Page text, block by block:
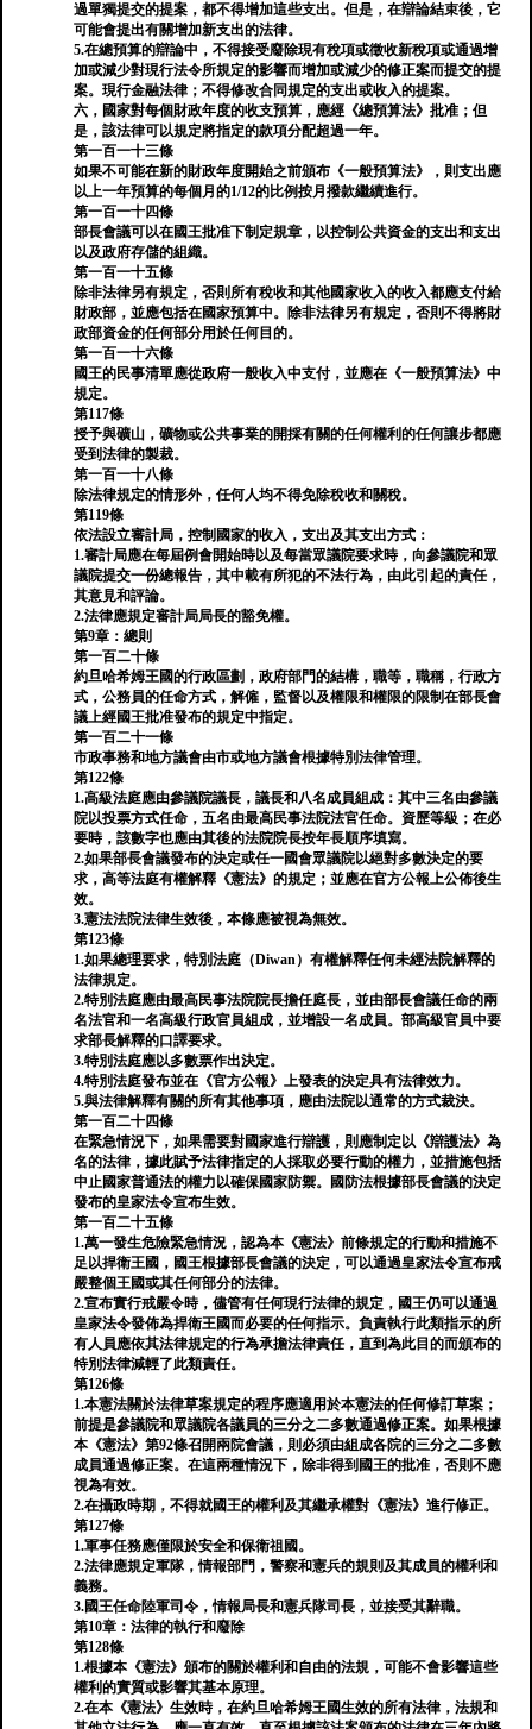
過單獨提交的提案，都不得增加這些支出。但是，在辯論結束後，它
可能會提出有關增加新支出的法律。
5.在總預算的辯論中，不得接受廢除現有稅項或徵收新稅項或通過增
加或減少對現行法令所規定的影響而增加或減少的修正案而提交的提
案。現行金融法律；不得修改合同規定的支出或收入的提案。
六，國家對每個財政年度的收支預算，應經《總預算法》批准；但
是，該法律可以規定將指定的款項分配超過一年。
第一百一十三條
如果不可能在新的財政年度開始之前頒布《一般預算法》，則支出應
以上一年預算的每個月的1/12的比例按月撥款繼續進行。
第一百一十四條
部長會議可以在國王批准下制定規章，以控制公共資金的支出和支出
以及政府存儲的組織。
第一百一十五條
除非法律另有規定，否則所有稅收和其他國家收入的收入都應支付給
財政部，並應包括在國家預算中。除非法律另有規定，否則不得將財
政部資金的任何部分用於任何目的。
第一百一十六條
國王的民事清單應從政府一般收入中支付，並應在《一般預算法》中
規定。
第117條
授予與礦山，礦物或公共事業的開採有關的任何權利的任何讓步都應
受到法律的製裁。
第一百一十八條
除法律規定的情形外，任何人均不得免除稅收和關稅。
第119條
依法設立審計局，控制國家的收入，支出及其支出方式：
1.審計局應在每屆例會開始時以及每當眾議院要求時，向參議院和眾
議院提交一份總報告，其中載有所犯的不法行為，由此引起的責任，
其意見和評論。
2.法律應規定審計局局長的豁免權。
第9章：總則
第一百二十條
約旦哈希姆王國的行政區劃，政府部門的結構，職等，職稱，行政方
式，公務員的任命方式，解僱，監督以及權限和權限的限制在部長會
議上經國王批准發布的規定中指定。
第一百二十一條
市政事務和地方議會由市或地方議會根據特別法律管理。
第122條
1.高級法庭應由參議院議長，議長和八名成員組成：其中三名由參議
院以投票方式任命，五名由最高民事法院法官任命。資歷等級；在必
要時，該數字也應由其後的法院院長按年長順序填寫。
2.如果部長會議發布的決定或任一國會眾議院以絕對多數決定的要
求，高等法庭有權解釋《憲法》的規定；並應在官方公報上公佈後生
效。
3.憲法法院法律生效後，本條應被視為無效。
第123條
1.如果總理要求，特別法庭（Diwan）有權解釋任何未經法院解釋的
法律規定。
2.特別法庭應由最高民事法院院長擔任庭長，並由部長會議任命的兩
名法官和一名高級行政官員組成，並增設一名成員。部高級官員中要
求部長解釋的口譯要求。
3.特別法庭應以多數票作出決定。
4.特別法庭發布並在《官方公報》上發表的決定具有法律效力。
5.與法律解釋有關的所有其他事項，應由法院以通常的方式裁決。
第一百二十四條
在緊急情況下，如果需要對國家進行辯護，則應制定以《辯護法》為
名的法律，據此賦予法律指定的人採取必要行動的權力，並措施包括
中止國家普通法的權力以確保國家防禦。國防法根據部長會議的決定
發布的皇家法令宣布生效。
第一百二十五條
1.萬一發生危險緊急情況，認為本《憲法》前條規定的行動和措施不
足以捍衛王國，國王根據部長會議的決定，可以通過皇家法令宣布戒
嚴整個王國或其任何部分的法律。
2.宣布實行戒嚴令時，儘管有任何現行法律的規定，國王仍可以通過
皇家法令發佈為捍衛王國而必要的任何指示。負責執行此類指示的所
有人員應依其法律規定的行為承擔法律責任，直到為此目的而頒布的
特別法律減輕了此類責任。
第126條
1.本憲法關於法律草案規定的程序應適用於本憲法的任何修訂草案；
前提是參議院和眾議院各議員的三分之二多數通過修正案。如果根據
本《憲法》第92條召開兩院會議，則必須由組成各院的三分之二多數
成員通過修正案。在這兩種情況下，除非得到國王的批准，否則不應
視為有效。
2.在攝政時期，不得就國王的權利及其繼承權對《憲法》進行修正。
第127條
1.軍事任務應僅限於安全和保衛祖國。
2.法律應規定軍隊，情報部門，警察和憲兵的規則及其成員的權利和
義務。
3.國王任命陸軍司令，情報局長和憲兵隊司長，並接受其辭職。
第10章：法律的執行和廢除
第128條
1.根據本《憲法》頒布的關於權利和自由的法規，可能不會影響這些
權利的實質或影響其基本原理。
2.在本《憲法》生效時，在約旦哈希姆王國生效的所有法律，法規和